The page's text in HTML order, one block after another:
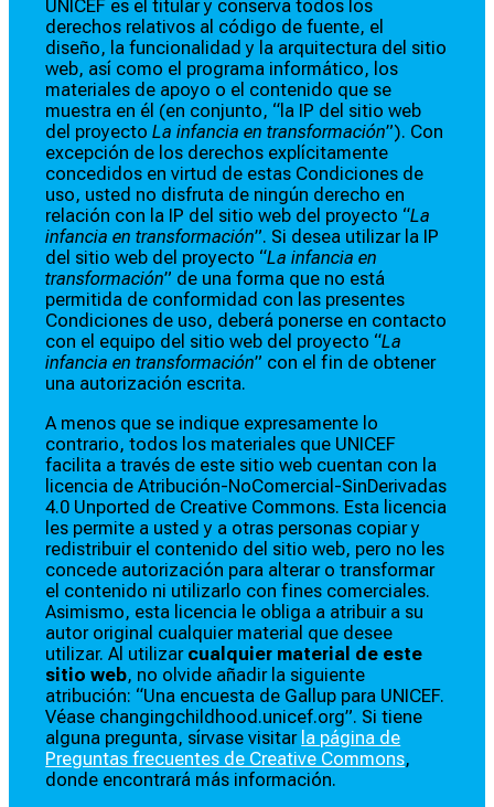
UNICEF es el titular y conserva todos los
derechos relativos al código de fuente, el
diseño, la funcionalidad y la arquitectura del sitio
web, así como el programa informático, los
materiales de apoyo o el contenido que se
muestra en él (en conjunto, “la IP del sitio web
del proyectoLa infancia en transformación”). Con
excepción de los derechos explícitamente
concedidos en virtud de estas Condiciones de
uso, usted no disfruta de ningún derecho en
relación con la IP del sitio web del proyecto “La
infancia en transformación”. Si desea utilizar la IP
del sitio web del proyecto “La infancia en
transformación” de una forma que no está
permitida de conformidad con las presentes
Condiciones de uso, deberá ponerse en contacto
con el equipo del sitio web del proyecto “La
infancia en transformación” con el fin de obtener
una autorización escrita.
A menos que se indique expresamente lo
contrario, todos los materiales que UNICEF
facilita a través de este sitio web cuentan con la
licencia de Atribución-NoComercial-SinDerivadas
4.0 Unported de Creative Commons. Esta licencia
les permite a usted y a otras personas copiar y
redistribuir el contenido del sitio web, pero no les
concede autorización para alterar o transformar
el contenido ni utilizarlo con fines comerciales.
Asimismo, esta licencia le obliga a atribuir a su
autor original cualquier material que desee
utilizar. Al utilizar cualquier material de este
sitio web, no olvide añadir la siguiente
atribución: “Una encuesta de Gallup para UNICEF.
Véase changingchildhood.unicef.org”. Si tiene
alguna pregunta, sírvase visitar la página de
Preguntas frecuentes de Creative Commons,
donde encontrará más información.